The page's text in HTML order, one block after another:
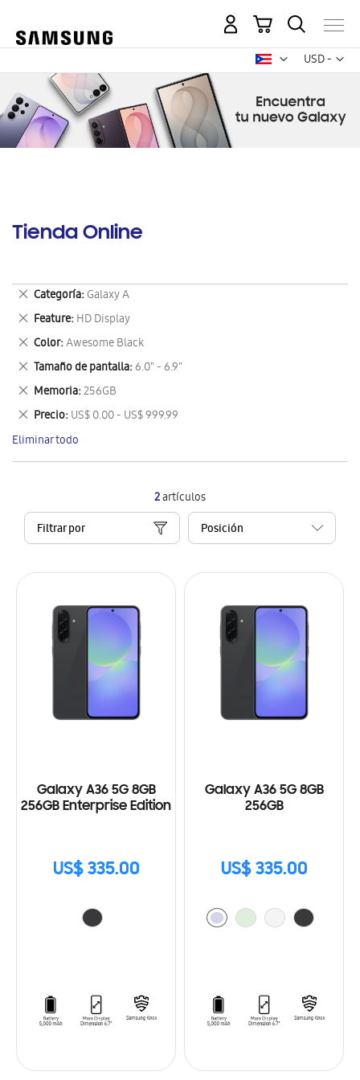
USD -
dólar
Mi carrito
Tienda Online
2artículos
Filtrar por
Galaxy A36 5G 8GB
256GB Enterprise Edition
US$ 335.00
Galaxy A36 5G 8GB
256GB
US$ 335.00
Categoría Galaxy A
Eliminar
este
artículo
Feature HD Display
Eliminar
este
artículo
Color Awesome Black
Eliminar
este
artículo
Tamaño de pantalla 6.0" - 6.9"
Eliminar
este
artículo
Memoria 256GB
Eliminar
este
artículo
Precio US$ 0.00 - US$ 999.99
Eliminar
este
artículo
Eliminar todo